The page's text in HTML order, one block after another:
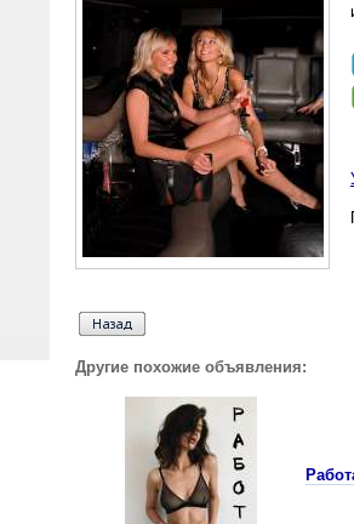
Другие похожие объявления: